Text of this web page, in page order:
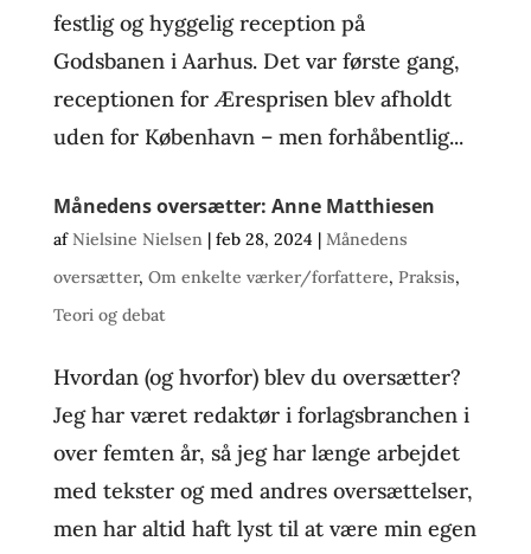
festlig og hyggelig reception på
Godsbanen i Aarhus. Det var første gang,
receptionen for Æresprisen blev afholdt
uden for København – men forhåbentlig...
Månedens oversætter: Anne Matthiesen
afNielsine Nielsen| feb 28, 2024 | Månedens
oversætter, Om enkelte værker/forfattere, Praksis,
Teori og debat
Hvordan (og hvorfor) blev du oversætter?
Jeg har været redaktør i forlagsbranchen i
over femten år, så jeg har længe arbejdet
med tekster og med andres oversættelser,
men har altid haft lyst til at være min egen